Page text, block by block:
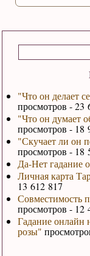
"Что он делает
просмотров - 23
"Что он думает
просмотров - 18
"Скучает ли он
просмотров - 18
Да-Нет гадание
Личная карта
13 612 817
Совместимость
просмотров - 12
Гадание онлайн
розы"